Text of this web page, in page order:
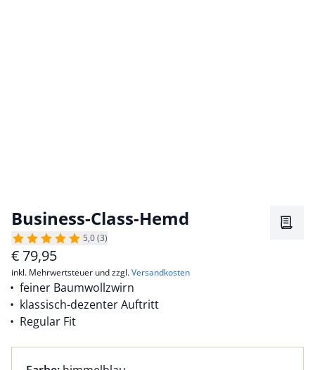
Business-Class-Hemd
5,0 (3)
€ 79,95
inkl. Mehrwertsteuer und zzgl.Versandkosten
feiner Baumwollzwirn
klassisch-dezenter Auftritt
Regular Fit